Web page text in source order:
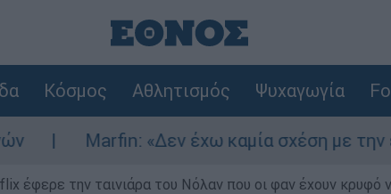
Κόσμος Αθλητισμός Ψυχαγωγία
Marfin: «Δεν έχω καμία σχέση με την
έφερε την ταινιάρα του Νόλαν που οι φαν έχουν κρυφό